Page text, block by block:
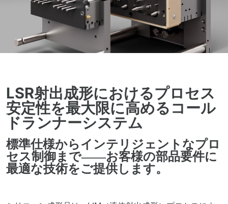
LSR射出成形におけるプロセス
安定性を最大限に高めるコール
ドランナーシステム
標準仕様からインテリジェントなプロ
セス制御まで――お客様の部品要件に
最適な技術をご提供します。